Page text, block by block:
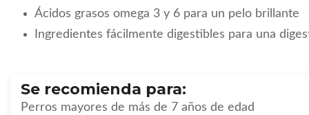
Ácidos grasos omega 3 y 6 para un pelo brillante
Ingredientes fácilmente digestibles para una
Se recomienda para:
Perros mayores de más de 7 años de edad